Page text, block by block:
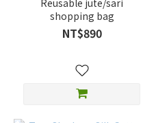
Reusable jute/sari
shopping bag
NT$890